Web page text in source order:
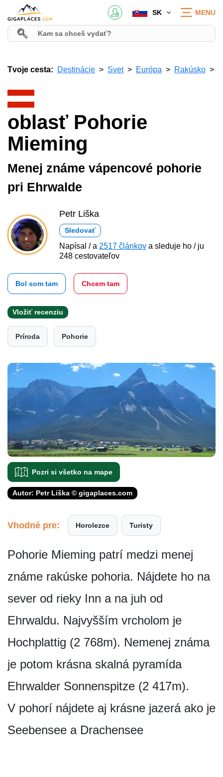
SK MENU
Tvoje cesta: Destinácie Svet Európa Rakúsko
oblasť Pohorie
Mieming
Menej známe vápencové pohorie
pri Ehrwalde
Petr Liška
Sledovať
Napísal / a 2517 článkov a sleduje ho / ju
248 cestovateľov
Bol som tam Chcem tam
Vložiť recenziu
Príroda Pohorie
Pozri si všetko na mape
Autor: Petr Liška © gigaplaces.com
Vhodné pre: Horolezce Turisty
Pohorie Mieming patrí medzi menej
známe rakúske pohoria. Nájdete ho na
sever od rieky Inn a na juh od
Ehrwaldu. Najvyšším vrcholom je
Hochplattig (2 768m). Nemenej známa
je potom krásna skalná pyramída
Ehrwalder Sonnenspitze (2 417m).
V pohorí nájdete aj krásne jazerá ako je
Seebensee a Drachensee